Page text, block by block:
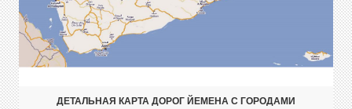
ДЕТАЛЬНАЯ КАРТА ДОРОГ ЙЕМЕНА С ГОРОДАМИ